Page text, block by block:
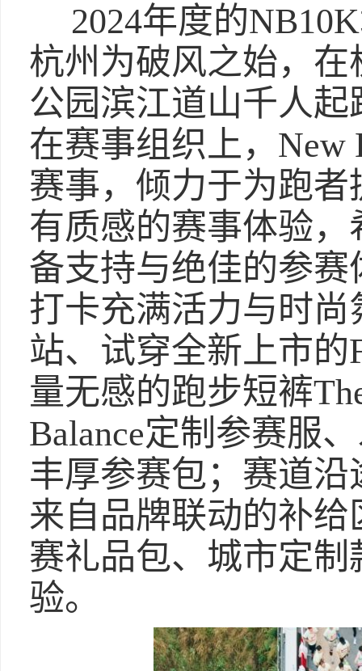
2024年度的
杭州为破风之始，
公园滨江道山千人
在赛事组织上，New
赛事，倾力于为跑
有质感的赛事体验
备支持与绝佳的参
打卡充满活力与时
站、试穿全新上市的
量无感的跑步短裤
Balance定制参赛服
丰厚参赛包；赛道
来自品牌联动的补
赛礼品包、城市定
验。